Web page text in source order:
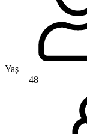
Yaş
48